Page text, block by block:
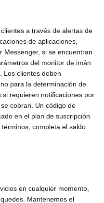
a través de alertas de
de aplicaciones,
Messenger, si se encuentran
del monitor de imán
Los clientes deben
para la determinación de
requieren notificaciones por
cobran. Un código de
en el plan de suscripción
completa el saldo
en cualquier momento,
Mantenemos el